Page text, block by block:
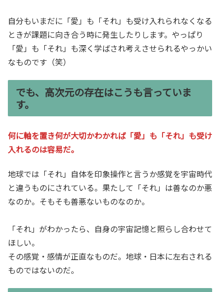
自分もいまだに「愛」も「それ」も受け入れられなくなる
ときが課題に向き合う時に発生したりします。やっぱり
「愛」も「それ」も深く学ばされ考えさせられるやっかい
なものです（笑）
でも、高次元の存在はこうも言っていま
す。
何に軸を置き何が大切かわかれば「愛」も「それ」も受け
入れるのは容易だ。
地球では「それ」自体を印象操作と言うか感覚を宇宙時代
と違うものにされている。果たして「それ」は善なのか悪
なのか。そもそも善悪ないものなのか。
「それ」がわかったら、自身の宇宙記憶と照らし合わせて
ほしい。
その感覚・感情が正直なものだ。地球・日本に左右される
ものではないのだ。